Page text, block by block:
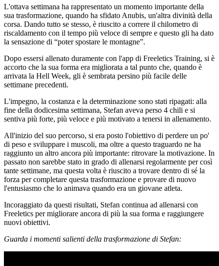
L'ottava settimana ha rappresentato un momento importante della
sua trasformazione, quando ha sfidato Anubis, un'altra divinità della
corsa. Dando tutto se stesso, è riuscito a correre il chilometro di
riscaldamento con il tempo più veloce di sempre e questo gli ha dato
la sensazione di “poter spostare le montagne”.
Dopo essersi allenato duramente con l'app di Freeletics Training, si è
accorto che la sua forma era migliorata a tal punto che, quando è
arrivata la Hell Week, gli è sembrata persino più facile delle
settimane precedenti.
L'impegno, la costanza e la determinazione sono stati ripagati: alla
fine della dodicesima settimana, Stefan aveva perso 4 chili e si
sentiva più forte, più veloce e più motivato a tenersi in allenamento.
All'inizio del suo percorso, si era posto l'obiettivo di perdere un po'
di peso e sviluppare i muscoli, ma oltre a questo traguardo ne ha
raggiunto un altro ancora più importante: ritrovare la motivazione. In
passato non sarebbe stato in grado di allenarsi regolarmente per così
tante settimane, ma questa volta è riuscito a trovare dentro di sé la
forza per completare questa trasformazione e provare di nuovo
l'entusiasmo che lo animava quando era un giovane atleta.
Incoraggiato da questi risultati, Stefan continua ad allenarsi con
Freeletics per migliorare ancora di più la sua forma e raggiungere
nuovi obiettivi.
Guarda i momenti salienti della trasformazione di Stefan: